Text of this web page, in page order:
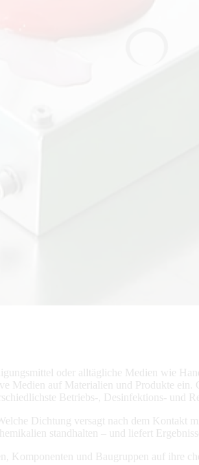
oder alltägliche Medien wie
Medien auf Materialien und Produkte
Betriebs-, Desinfektions- und
Dichtung versagt nach dem Kontakt
standhalten – und liefert
und Baugruppen auf ihre